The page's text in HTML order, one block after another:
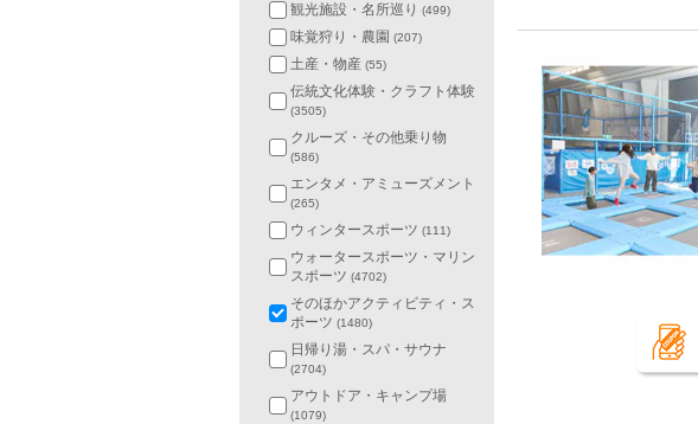
観光施設・名所巡り (499)
味覚狩り・農園 (207)
土産・物産 (55)
伝統文化体験・クラフト体験
(3505)
クルーズ・その他乗り物
(586)
エンタメ・アミューズメント
(265)
ウィンタースポーツ (111)
ウォータースポーツ・マリン
スポーツ (4702)
そのほかアクティビティ・ス
ポーツ (1480)
日帰り湯・スパ・サウナ
(2704)
アウトドア・キャンプ場
(1079)